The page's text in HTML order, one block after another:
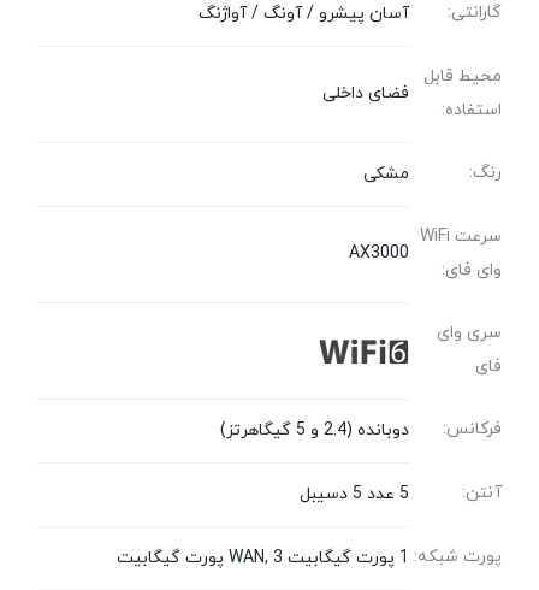
گارانتی: آسان پیشرو / آونگ / آواژنگ
محیط قابل
استفاده:
فضای داخلی
رنگ: مشکی
سرعت WiFi
وای فای:
AX3000
سری وای
فای
فرکانس: دوبانده (2.4 و 5 گیگاهرتز)
آنتن: 5 عدد 5 دسیبل
پورت شبکه: 1 پورت گیگابیت WAN, 3 پورت گیگابیت